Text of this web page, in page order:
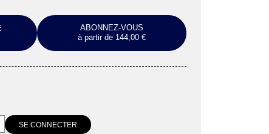
ABONNEZ-VOUS
à partir de 144,00 €